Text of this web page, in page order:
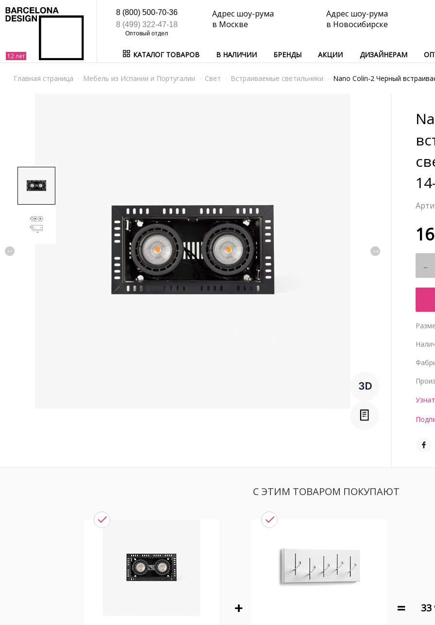
8 (800) 500-70-36
8 (499) 322-47-18
Адрес шоу-рума
в Москве
Адрес шоу-рума
в Новосибирске
КАТАЛОГ ТОВАРОВ В НАЛИЧИИ БРЕНДЫ АКЦИИ ДИЗАЙНЕРАМ
Главная страница Мебель из Испании и Португалии Свет Встраиваемые светильники Nano Colin-2 Черный
С ЭТИМ ТОВАРОМ ПОКУПАЮТ
33